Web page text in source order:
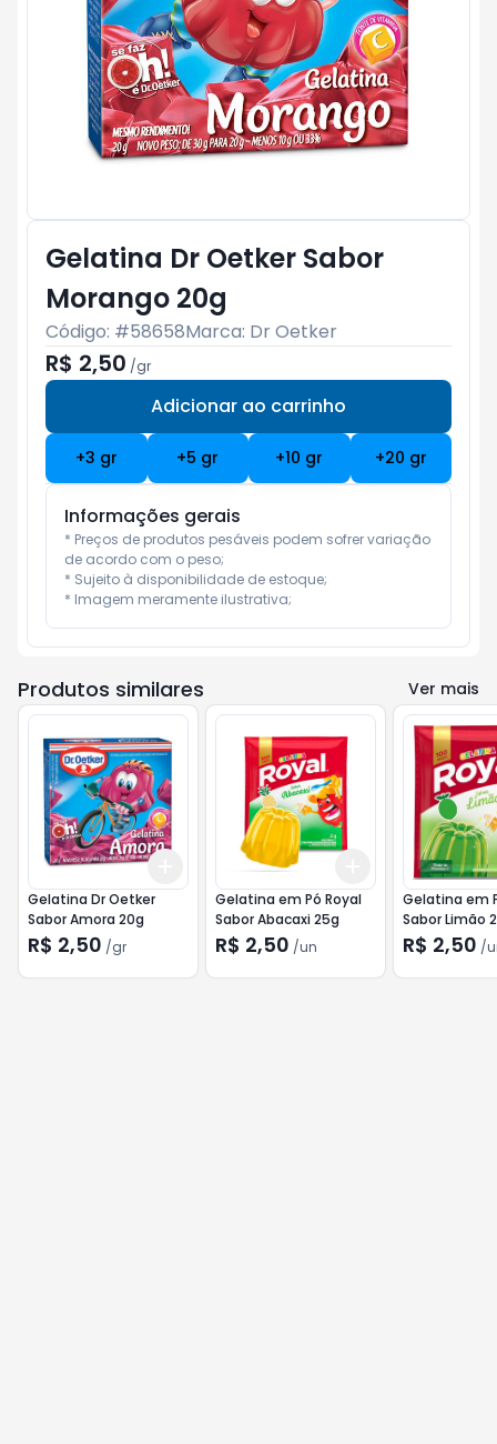
Gelatina Dr Oetker Sabor
Morango 20g
Código: #58658Marca: Dr Oetker
R$ 2,50 /gr
Adicionar ao carrinho
+3 gr +5 gr +10 gr +20 gr
Informações gerais
* Preços de produtos pesáveis podem sofrer variação
de acordo com o peso;
* Sujeito à disponibilidade de estoque;
* Imagem meramente ilustrativa;
Produtos similares Ver mais
5gr
Add
Gelatina Dr Oetker
Sabor Amora 20g
R$ 2,50 /gr
+5 +10
Gelatina em Pó Royal
Sabor Abacaxi 25g
R$ 2,50 /un
Gelatina em
Sabor Limão
R$ 2,50 /